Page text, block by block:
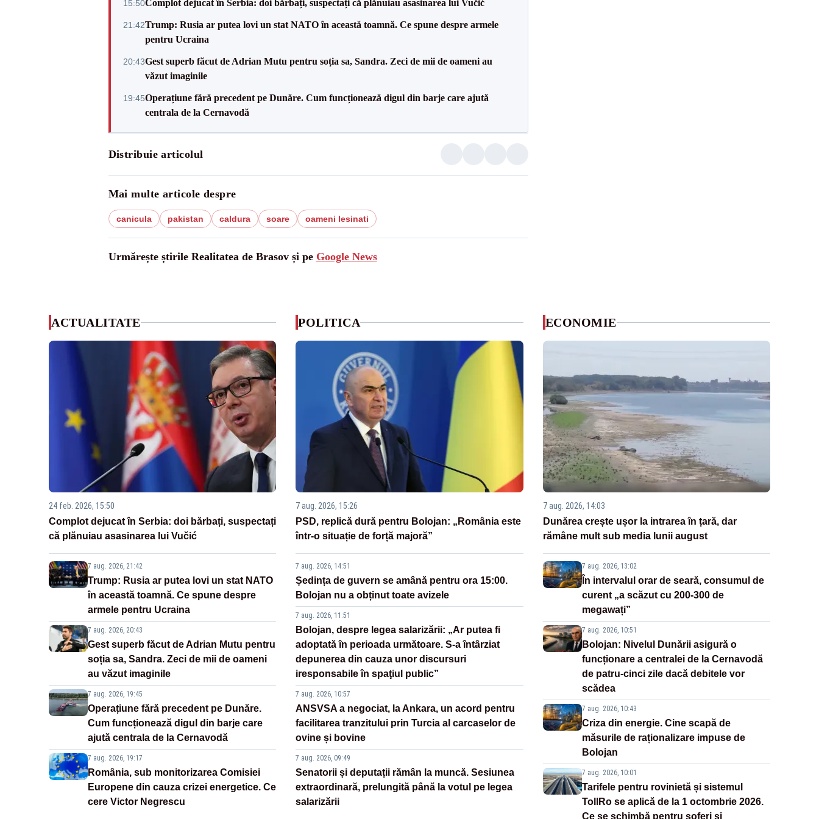
15:50Complot dejucat în Serbia: doi bărbați, suspectați că plănuiau asasinarea lui Vučić
21:42Trump: Rusia ar putea lovi un stat NATO în această toamnă. Ce spune despre armele
pentru Ucraina
20:43Gest superb făcut de Adrian Mutu pentru soția sa, Sandra. Zeci de mii de oameni au
văzut imaginile
19:45Operațiune fără precedent pe Dunăre. Cum funcționează digul din barje care ajută
centrala de la Cernavodă
Distribuie articolul
Mai multe articole despre
canicula pakistan caldura soare oameni lesinati
Urmărește știrile Realitatea de Brasov și pe Google News
ACTUALITATE
24 feb. 2026, 15:50
Complot dejucat în Serbia: doi bărbați, suspectați
că plănuiau asasinarea lui Vučić
7 aug. 2026, 21:42
Trump: Rusia ar putea lovi un stat NATO
în această toamnă. Ce spune despre
armele pentru Ucraina
7 aug. 2026, 20:43
Gest superb făcut de Adrian Mutu pentru
soția sa, Sandra. Zeci de mii de oameni
au văzut imaginile
7 aug. 2026, 19:45
Operațiune fără precedent pe Dunăre.
Cum funcționează digul din barje care
ajută centrala de la Cernavodă
7 aug. 2026, 19:17
România, sub monitorizarea Comisiei
Europene din cauza crizei energetice. Ce
cere Victor Negrescu
POLITICA
7 aug. 2026, 15:26
PSD, replică dură pentru Bolojan: „România este
într-o situație de forță majoră”
7 aug. 2026, 14:51
Ședința de guvern se amână pentru ora 15:00.
Bolojan nu a obținut toate avizele
7 aug. 2026, 11:51
Bolojan, despre legea salarizării: „Ar putea fi
adoptată în perioada următoare. S-a întârziat
depunerea din cauza unor discursuri
iresponsabile în spaţiul public”
7 aug. 2026, 10:57
ANSVSA a negociat, la Ankara, un acord pentru
facilitarea tranzitului prin Turcia al carcaselor de
ovine și bovine
7 aug. 2026, 09:49
Senatorii și deputații rămân la muncă. Sesiunea
extraordinară, prelungită până la votul pe legea
salarizării
ECONOMIE
7 aug. 2026, 14:03
Dunărea crește ușor la intrarea în țară, dar
rămâne mult sub media lunii august
7 aug. 2026, 13:02
În intervalul orar de seară, consumul de
curent „a scăzut cu 200-300 de
megawați”
7 aug. 2026, 10:51
Bolojan: Nivelul Dunării asigură o
funcționare a centralei de la Cernavodă
de patru-cinci zile dacă debitele vor
scădea
7 aug. 2026, 10:43
Criza din energie. Cine scapă de
măsurile de raționalizare impuse de
Bolojan
7 aug. 2026, 10:01
Tarifele pentru rovinietă și sistemul
TollRo se aplică de la 1 octombrie 2026.
Ce se schimbă pentru șoferi și